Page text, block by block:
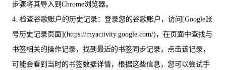
步骤将其导入到Chrome浏览器。
4. 检查谷歌账户的历史记录：登录您的谷歌账户，访问[Google账
号历史记录页面](https://myactivity.google.com/)，在页面中查找与
书签相关的操作记录，找到最近的书签同步记录，点击该记录，
可能会看到当时的书签数据详情，根据这些信息，您可以尝试手